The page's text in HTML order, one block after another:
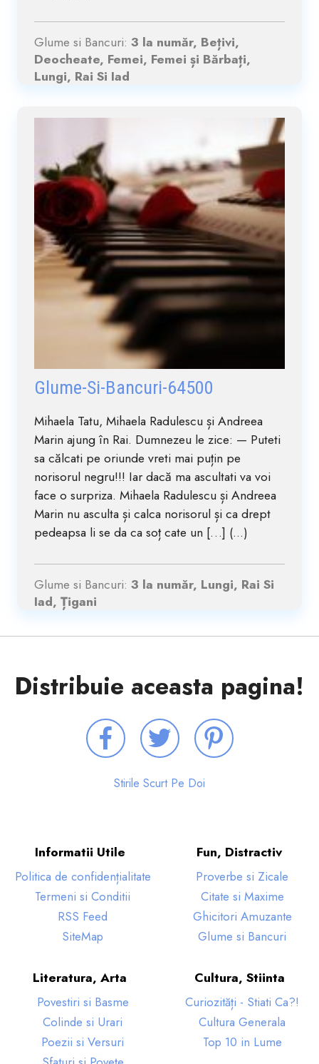
Glume si Bancuri: 3 la număr, Bețivi,
Deocheate, Femei, Femei și Bărbați,
Lungi, Rai Si Iad
Glume-Si-Bancuri-64500
Mihaela Tatu, Mihaela Radulescu și Andreea
Marin ajung în Rai. Dumnezeu le zice: — Puteti
sa călcati pe oriunde vreti mai puțin pe
norisorul negru!!! Iar dacă ma ascultati va voi
face o surpriza. Mihaela Radulescu și Andreea
Marin nu asculta și calca norisorul și ca drept
pedeapsa li se da ca soț cate un […] (...)
Glume si Bancuri: 3 la număr, Lungi, Rai Si
Iad, Țigani
Distribuie aceasta pagina!
Stirile Scurt Pe Doi
Informatii Utile
Politica de confidențialitate
Termeni si Conditii
RSS Feed
SiteMap
Fun, Distractiv
Proverbe si Zicale
Citate si Maxime
Ghicitori Amuzante
Glume si Bancuri
Literatura, Arta
Povestiri si Basme
Colinde si Urari
Poezii si Versuri
Cultura, Stiinta
Curiozități - Stiati Ca?!
Cultura Generala
Top 10 in Lume